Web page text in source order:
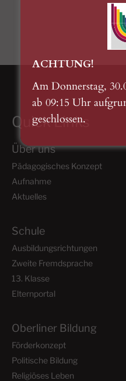
Quick Links
Über uns
Pädagogisches Konzept
Aufnahme
Aktuelles
Schule
Ausbildungsrichtungen
Zweite Fremdsprache
13. Klasse
Elternportal
Oberliner Bildung
Förderkonzept
Politische Bildung
Religiöses Leben
ACHTUNG!
Am Donnerstag,
ab 09:15 Uhr
geschlossen.